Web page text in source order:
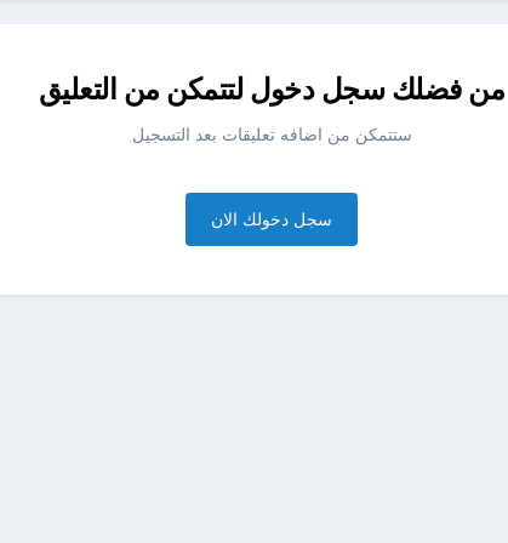
من فضلك سجل دخول لتتمكن من التعليق
ستتمكن من اضافه تعليقات بعد التسجيل
سجل دخولك الان